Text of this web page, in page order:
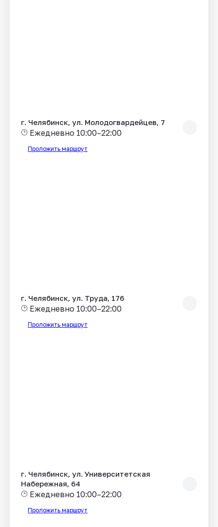
г. Челябинск, ул. Молодогвардейцев, 7
Ежедневно 10:00–22:00
Проложить маршрут
г. Челябинск, ул. Труда, 176
Ежедневно 10:00–22:00
Проложить маршрут
г. Челябинск, ул. Университетская
Набережная, 64
Ежедневно 10:00–22:00
Проложить маршрут